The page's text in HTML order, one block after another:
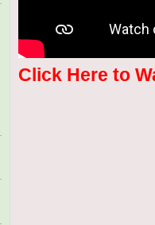
Click Here to